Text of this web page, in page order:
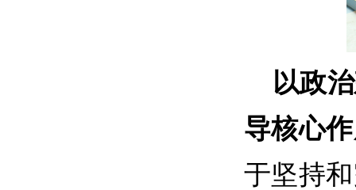
以政
导核心
于坚持